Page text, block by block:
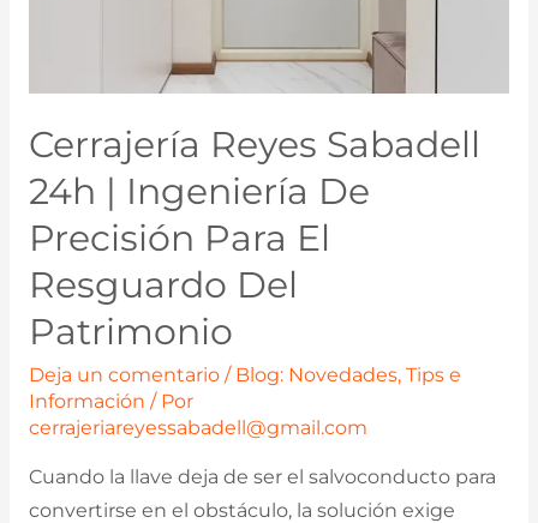
Cerrajería Reyes Sabadell
24h | Ingeniería De
Precisión Para El
Resguardo Del
Patrimonio
Deja un comentario / Blog: Novedades, Tips e
Información / Por
cerrajeriareyessabadell@gmail.com
Cuando la llave deja de ser el salvoconducto para
convertirse en el obstáculo, la solución exige